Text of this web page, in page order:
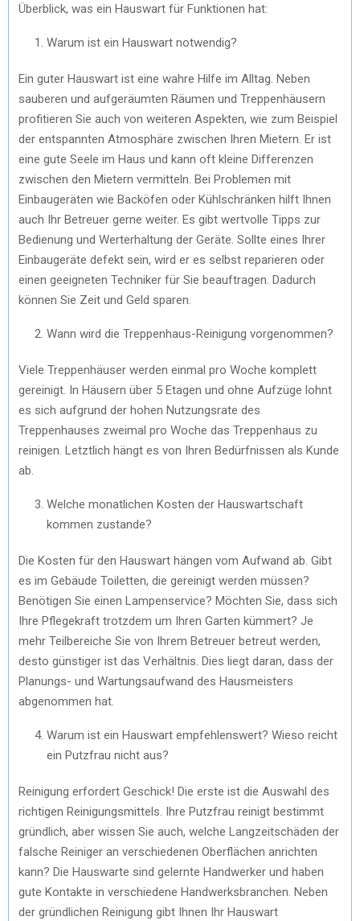
Überblick, was ein Hauswart für Funktionen hat:
Warum ist ein Hauswart notwendig?
Ein guter Hauswart ist eine wahre Hilfe im Alltag. Neben
sauberen und aufgeräumten Räumen und Treppenhäusern
profitieren Sie auch von weiteren Aspekten, wie zum Beispiel
der entspannten Atmosphäre zwischen Ihren Mietern. Er ist
eine gute Seele im Haus und kann oft kleine Differenzen
zwischen den Mietern vermitteln. Bei Problemen mit
Einbaugeräten wie Backöfen oder Kühlschränken hilft Ihnen
auch Ihr Betreuer gerne weiter. Es gibt wertvolle Tipps zur
Bedienung und Werterhaltung der Geräte. Sollte eines Ihrer
Einbaugeräte defekt sein, wird er es selbst reparieren oder
einen geeigneten Techniker für Sie beauftragen. Dadurch
können Sie Zeit und Geld sparen.
Wann wird die Treppenhaus-Reinigung vorgenommen?
Viele Treppenhäuser werden einmal pro Woche komplett
gereinigt. In Häusern über 5 Etagen und ohne Aufzüge lohnt
es sich aufgrund der hohen Nutzungsrate des
Treppenhauses zweimal pro Woche das Treppenhaus zu
reinigen. Letztlich hängt es von Ihren Bedürfnissen als Kunde
ab.
Welche monatlichen Kosten der Hauswartschaft
kommen zustande?
Die Kosten für den Hauswart hängen vom Aufwand ab. Gibt
es im Gebäude Toiletten, die gereinigt werden müssen?
Benötigen Sie einen Lampenservice? Möchten Sie, dass sich
Ihre Pflegekraft trotzdem um Ihren Garten kümmert? Je
mehr Teilbereiche Sie von Ihrem Betreuer betreut werden,
desto günstiger ist das Verhältnis. Dies liegt daran, dass der
Planungs- und Wartungsaufwand des Hausmeisters
abgenommen hat.
Warum ist ein Hauswart empfehlenswert? Wieso reicht
ein Putzfrau nicht aus?
Reinigung erfordert Geschick! Die erste ist die Auswahl des
richtigen Reinigungsmittels. Ihre Putzfrau reinigt bestimmt
gründlich, aber wissen Sie auch, welche Langzeitschäden der
falsche Reiniger an verschiedenen Oberflächen anrichten
kann? Die Hauswarte sind gelernte Handwerker und haben
gute Kontakte in verschiedene Handwerksbranchen. Neben
der gründlichen Reinigung gibt Ihnen Ihr Hauswart